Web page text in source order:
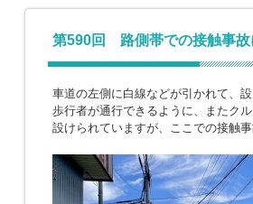
第590回 路側帯での接触事故
車道の左側に白線などが引かれて、設
歩行者が通行できるように、またク
設けられていますが、ここでの接触事